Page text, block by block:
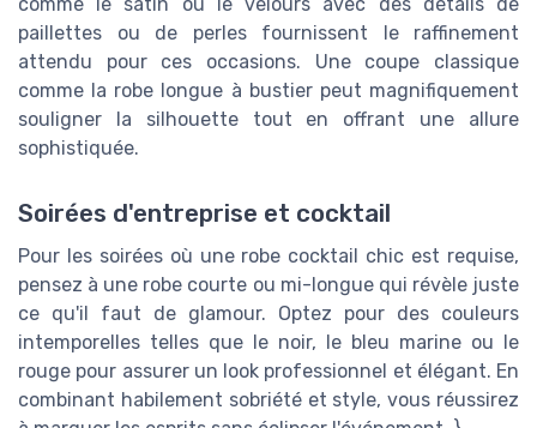
comme le satin ou le velours avec des détails de
paillettes ou de perles fournissent le raffinement
attendu pour ces occasions. Une coupe classique
comme la robe longue à bustier peut magnifiquement
souligner la silhouette tout en offrant une allure
sophistiquée.
Soirées d'entreprise et cocktail
Pour les soirées où une robe cocktail chic est requise,
pensez à une robe courte ou mi-longue qui révèle juste
ce qu'il faut de glamour. Optez pour des couleurs
intemporelles telles que le noir, le bleu marine ou le
rouge pour assurer un look professionnel et élégant. En
combinant habilement sobriété et style, vous réussirez